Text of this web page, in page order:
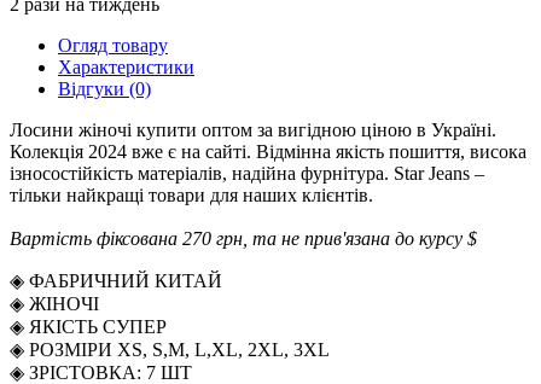
Огляд товару
Характеристики
Відгуки (0)
Лосини жіночі купити оптом за вигідною ціною в Україні.
Колекція 2024 вже є на сайті. Відмінна якість пошиття, висока
ізносостійкість матеріалів, надійна фурнітура. Star Jeans –
тільки найкращі товари для наших клієнтів.
Вартість фіксована 270 грн, та не прив'язана до курсу $
◈ ФАБРИЧНИЙ КИТАЙ
◈ ЖІНОЧІ
◈ ЯКІСТЬ СУПЕР
◈ РОЗМІРИ XS, S,M, L,XL, 2XL, 3XL
◈ ЗРІСТОВКА: 7 ШТ